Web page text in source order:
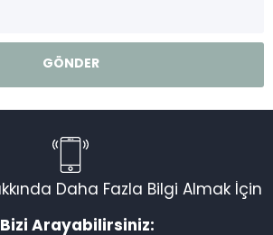
Daha Fazla Bilgi Almak İçin
Bizi Arayabilirsiniz: